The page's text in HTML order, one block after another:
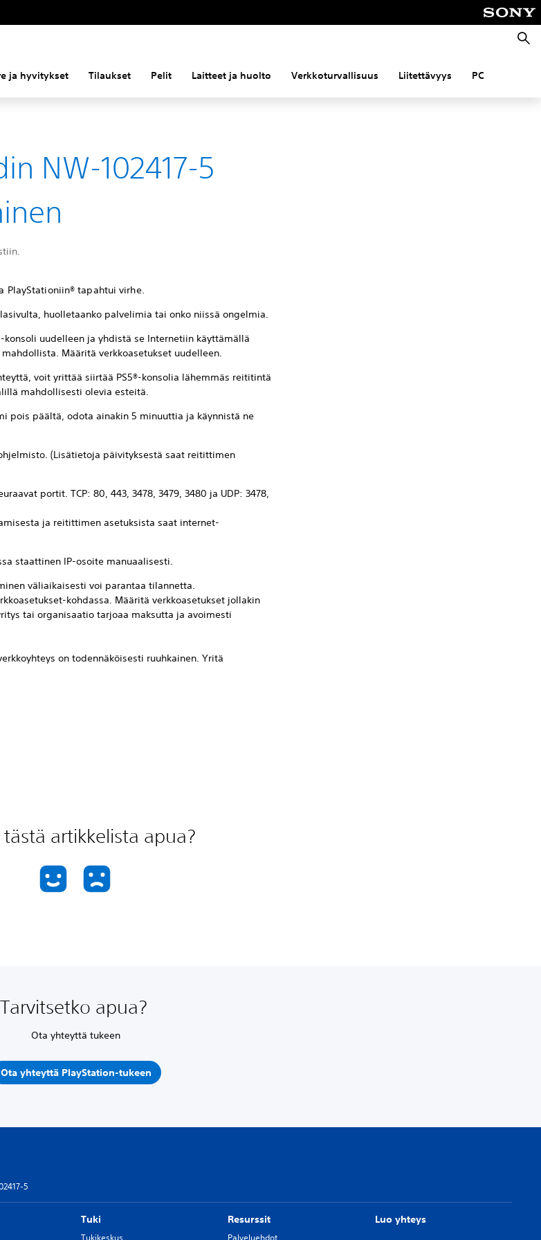
Haku
ja hyvitykset Tilaukset Pelit Laitteet ja huolto Verkkoturvallisuus Liitettävyys PC
NW-102417-5
PlayStationiin® tapahtui virhe.
huolletaanko palvelimia tai onko niissä ongelmia.
konsoli uudelleen ja yhdistä se Internetiin käyttämällä
Määritä verkkoasetukset uudelleen.
voit yrittää siirtää PS5®-konsolia lähemmäs reititintä
mahdollisesti olevia esteitä.
pois päältä, odota ainakin 5 minuuttia ja käynnistä ne
(Lisätietoja päivityksestä saat reitittimen
portit. TCP: 80, 443, 3478, 3479, 3480 ja UDP: 3478,
ja reitittimen asetuksista saat internet-
staattinen IP-osoite manuaalisesti.
väliaikaisesti voi parantaa tilannetta.
kohdassa. Määritä verkkoasetukset jollakin
tai organisaatio tarjoaa maksutta ja avoimesti
on todennäköisesti ruuhkainen. Yritä
tästä artikkelista apua?
Tarvitsetko apua?
Ota yhteyttä tukeen
Ota yhteyttä PlayStation-tukeen
5
Tuki
Tukikeskus
Resurssit
Palveluehdot
Luo yhteys